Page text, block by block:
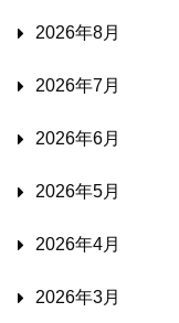
2026年8月
2026年7月
2026年6月
2026年5月
2026年4月
2026年3月